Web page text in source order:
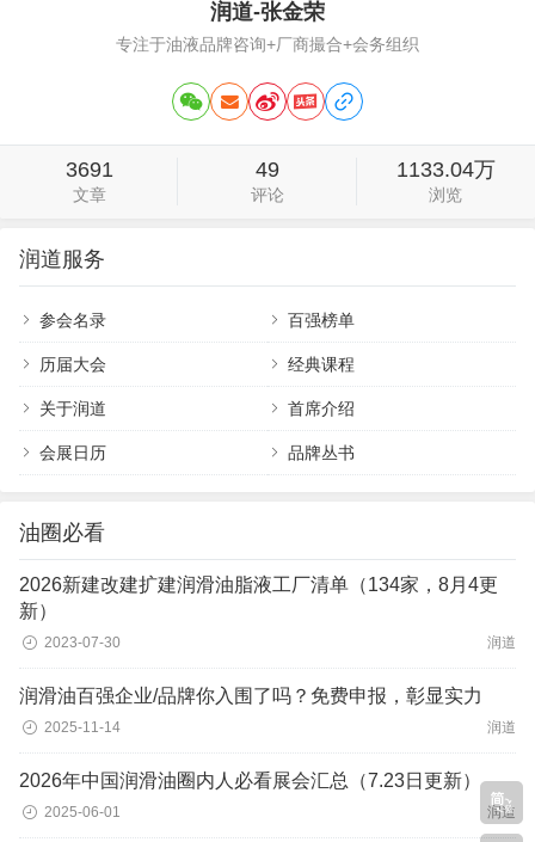
润道-张金荣
专注于油液品牌咨询+厂商撮合+会务组织
3691
文章
49
评论
1133.04万
浏览
润道服务
参会名录 百强榜单
历届大会 经典课程
关于润道 首席介绍
会展日历 品牌丛书
油圈必看
2026新建改建扩建润滑油脂液工厂清单（134家，8月4更
新）
2023-07-30 润道
润滑油百强企业/品牌你入围了吗？免费申报，彰显实力
2025-11-14 润道
2026年中国润滑油圈内人必看展会汇总（7.23日更新）
2025-06-01 润道